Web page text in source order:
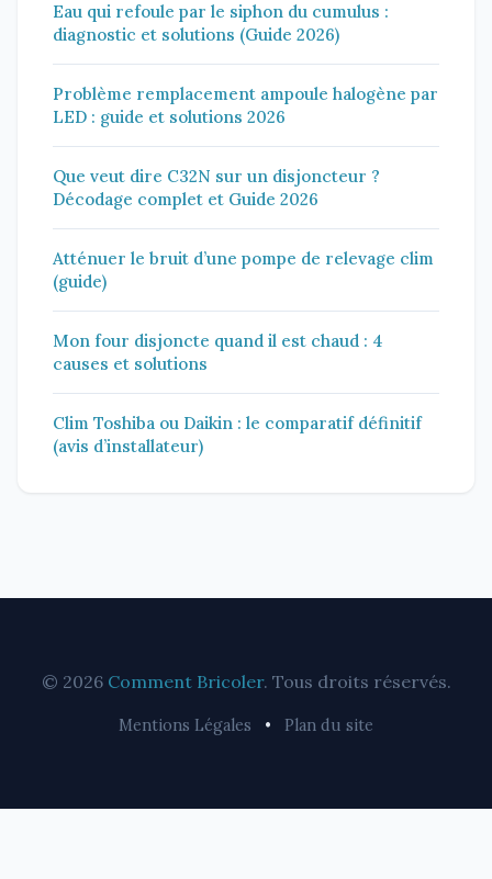
Eau qui refoule par le siphon du cumulus :
diagnostic et solutions (Guide 2026)
Problème remplacement ampoule halogène par
LED : guide et solutions 2026
Que veut dire C32N sur un disjoncteur ?
Décodage complet et Guide 2026
Atténuer le bruit d’une pompe de relevage clim
(guide)
Mon four disjoncte quand il est chaud : 4
causes et solutions
Clim Toshiba ou Daikin : le comparatif définitif
(avis d’installateur)
© 2026 Comment Bricoler. Tous droits réservés.
Mentions Légales • Plan du site